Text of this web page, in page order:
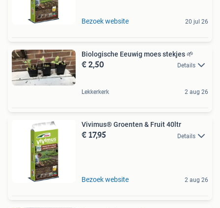
Bezoek website 20 jul 26
Biologische Eeuwig moes stekjes 🌱
€ 2,50 Details
Lekkerkerk 2 aug 26
Vivimus® Groenten & Fruit 40ltr
€ 17,95 Details
Bezoek website 2 aug 26